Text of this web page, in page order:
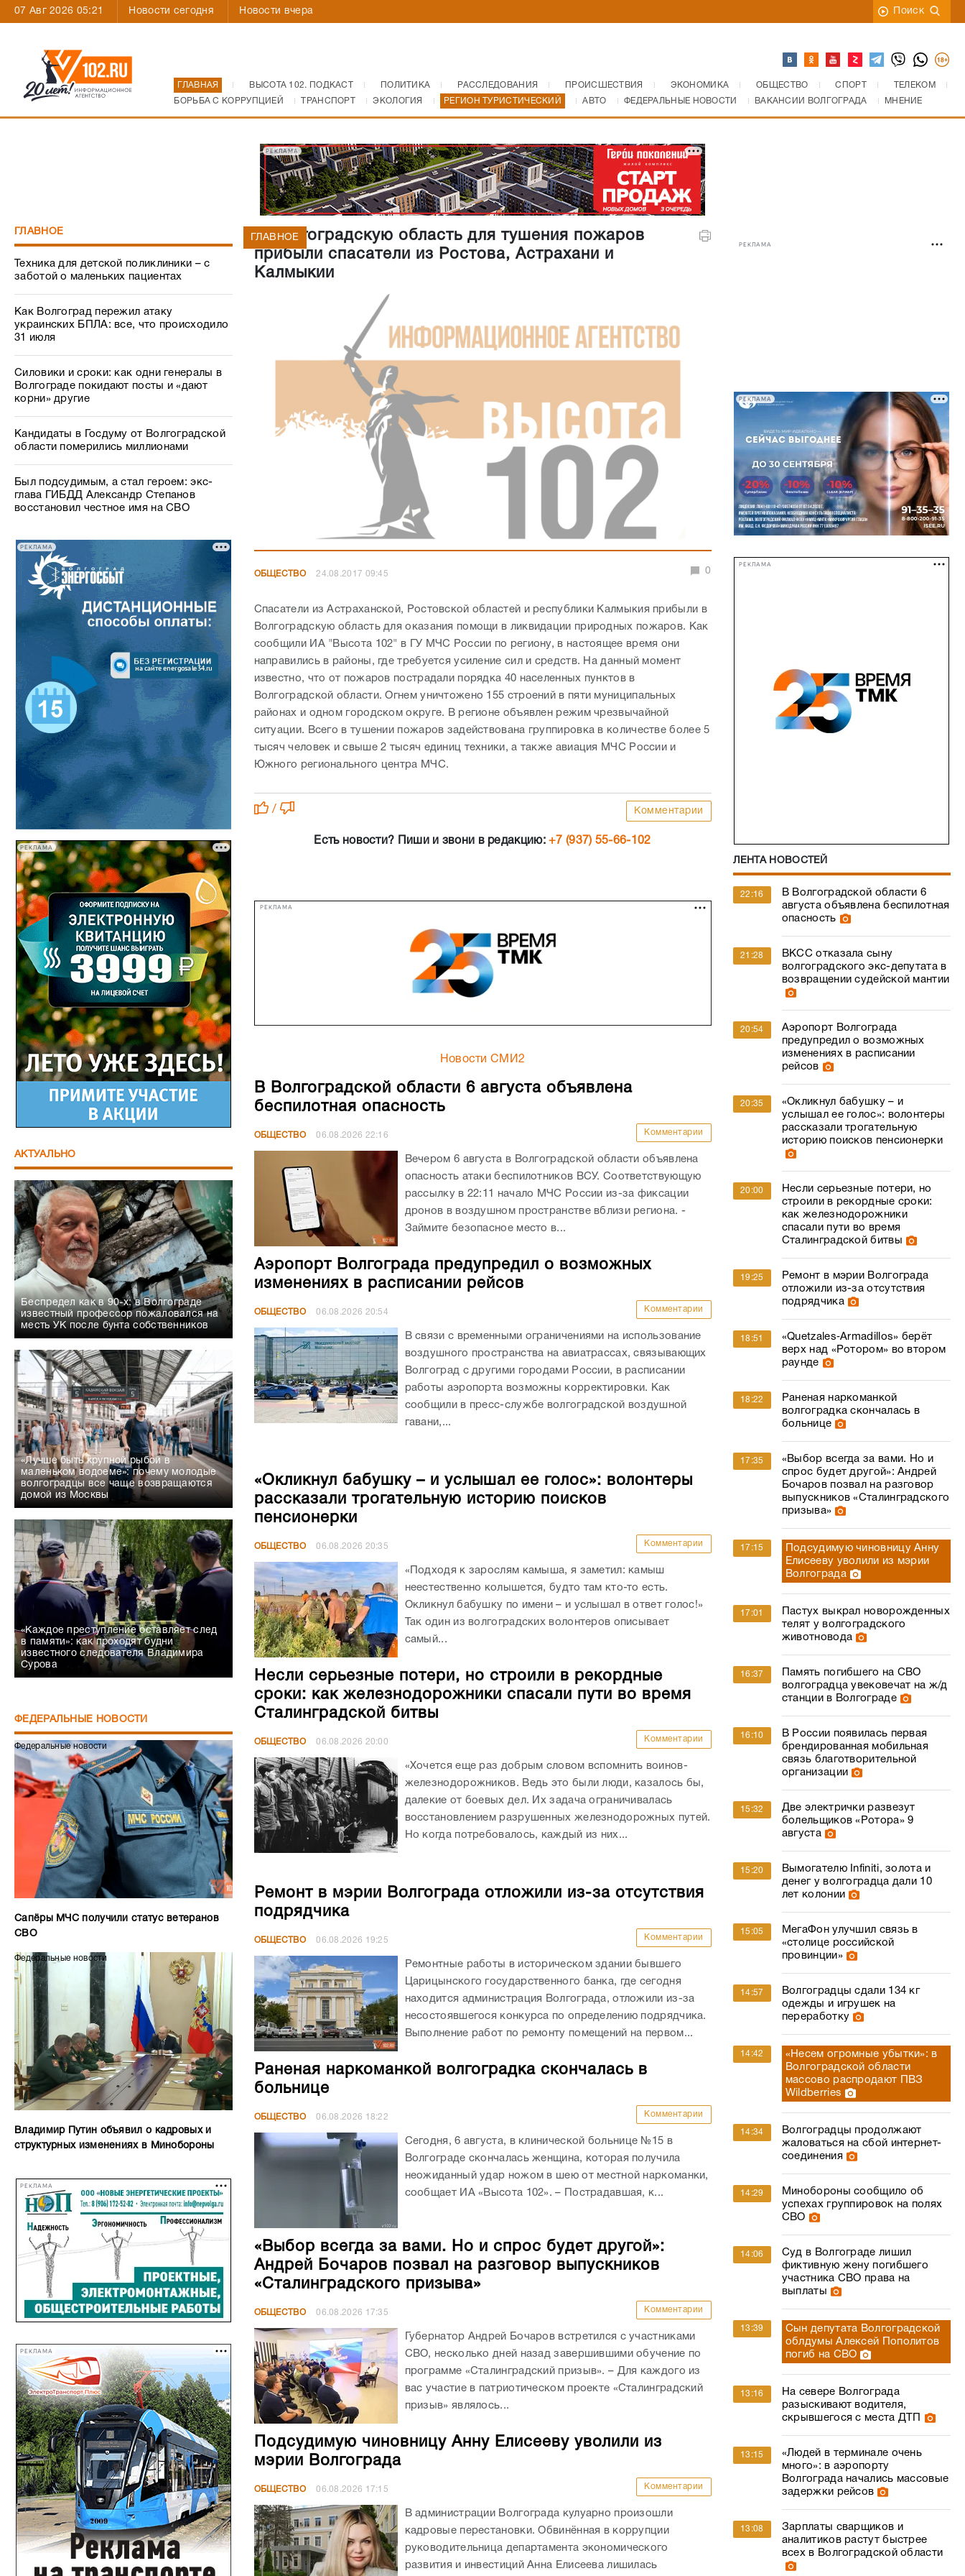
07 Авг 2026 05:21 Новости сегодня Новости вчера Поиск
ГЛАВНАЯ ВЫСОТА 102. ПОДКАСТ ПОЛИТИКА РАССЛЕДОВАНИЯ ПРОИСШЕСТВИЯ ЭКОНОМИКА ОБЩЕСТВО СПОРТ
ТЕЛЕКОМ
БОРЬБА С КОРРУПЦИЕЙ
ТРАНСПОРТ ЭКОЛОГИЯ РЕГИОН ТУРИСТИЧЕСКИЙ АВТО ФЕДЕРАЛЬНЫЕ НОВОСТИ ВАКАНСИИ ВОЛГОГРАДА МНЕНИЕ
РЕКЛАМА
ГЛАВНОЕ
Техника для детской поликлиники – с
заботой о маленьких пациентах
Как Волгоград пережил атаку
украинских БПЛА: все, что происходило
31 июля
Силовики и сроки: как одни генералы в
Волгограде покидают посты и «дают
корни» другие
Кандидаты в Госдуму от Волгоградской
области померились миллионами
Был подсудимым, а стал героем: экс-
глава ГИБДД Александр Степанов
восстановил честное имя на СВО
РЕКЛАМА
РЕКЛАМА
АКТУАЛЬНО
Беспредел как в 90-х: в Волгограде
известный профессор пожаловался на
месть УК после бунта собственников
«Лучше быть крупной рыбой в
маленьком водоеме»: почему молодые
волгоградцы все чаще возвращаются
домой из Москвы
«Каждое преступление оставляет след
в памяти»: как проходят будни
известного следователя Владимира
Сурова
ФЕДЕРАЛЬНЫЕ НОВОСТИ
Федеральные новости
Сапёры МЧС получили статус ветеранов
СВО
Федеральные новости
Владимир Путин объявил о кадровых и
структурных изменениях в Минобороны
РЕКЛАМА
РЕКЛАМА
В Волгоградскую область для тушения пожаров
прибыли спасатели из Ростова, Астрахани и
Калмыкии
ГЛАВНОЕ
ОБЩЕСТВО 24.08.2017 09:45 0
Спасатели из Астраханской, Ростовской областей и республики Калмыкия прибыли в
Волгоградскую область для оказания помощи в ликвидации природных пожаров. Как
сообщили ИА "Высота 102" в ГУ МЧС России по региону, в настоящее время они
направились в районы, где требуется усиление сил и средств. На данный момент
известно, что от пожаров пострадали порядка 40 населенных пунктов в
Волгоградской области. Огнем уничтожено 155 строений в пяти муниципальных
районах и одном городском округе. В регионе объявлен режим чрезвычайной
ситуации. Всего в тушении пожаров задействована группировка в количестве более 5
тысяч человек и свыше 2 тысяч единиц техники, а также авиация МЧС России и
Южного регионального центра МЧС.
/ Комментарии
Есть новости? Пиши и звони в редакцию:+7 (937) 55-66-102
РЕКЛАМА
Новости СМИ2
В Волгоградской области 6 августа объявлена
беспилотная опасность
ОБЩЕСТВО 06.08.2026 22:16 Комментарии
Вечером 6 августа в Волгоградской области объявлена
опасность атаки беспилотников ВСУ. Соответствующую
рассылку в 22:11 начало МЧС России из-за фиксации
дронов в воздушном пространстве вблизи региона. -
Займите безопасное место в...
Аэропорт Волгограда предупредил о возможных
изменениях в расписании рейсов
ОБЩЕСТВО 06.08.2026 20:54 Комментарии
В связи с временными ограничениями на использование
воздушного пространства на авиатрассах, связывающих
Волгоград с другими городами России, в расписании
работы аэропорта возможны корректировки. Как
сообщили в пресс-службе волгоградской воздушной
гавани,...
«Окликнул бабушку – и услышал ее голос»: волонтеры
рассказали трогательную историю поисков
пенсионерки
ОБЩЕСТВО 06.08.2026 20:35 Комментарии
«Подходя к зарослям камыша, я заметил: камыш
неестественно колышется, будто там кто-то есть.
Окликнул бабушку по имени – и услышал в ответ голос!»
Так один из волгоградских волонтеров описывает
самый...
Несли серьезные потери, но строили в рекордные
сроки: как железнодорожники спасали пути во время
Сталинградской битвы
ОБЩЕСТВО 06.08.2026 20:00 Комментарии
«Хочется еще раз добрым словом вспомнить воинов-
железнодорожников. Ведь это были люди, казалось бы,
далекие от боевых дел. Их задача ограничивалась
восстановлением разрушенных железнодорожных путей.
Но когда потребовалось, каждый из них...
Ремонт в мэрии Волгограда отложили из-за отсутствия
подрядчика
ОБЩЕСТВО 06.08.2026 19:25 Комментарии
Ремонтные работы в историческом здании бывшего
Царицынского государственного банка, где сегодня
находится администрация Волгограда, отложили из-за
несостоявшегося конкурса по определению подрядчика.
Выполнение работ по ремонту помещений на первом...
Раненая наркоманкой волгоградка скончалась в
больнице
ОБЩЕСТВО 06.08.2026 18:22 Комментарии
Сегодня, 6 августа, в клинической больнице №15 в
Волгограде скончалась женщина, которая получила
неожиданный удар ножом в шею от местной наркоманки,
сообщает ИА «Высота 102». – Пострадавшая, к...
«Выбор всегда за вами. Но и спрос будет другой»:
Андрей Бочаров позвал на разговор выпускников
«Сталинградского призыва»
ОБЩЕСТВО 06.08.2026 17:35 Комментарии
Губернатор Андрей Бочаров встретился с участниками
СВО, несколько дней назад завершившими обучение по
программе «Сталинградский призыв». – Для каждого из
вас участие в патриотическом проекте «Сталинградский
призыв» являлось...
Подсудимую чиновницу Анну Елисееву уволили из
мэрии Волгограда
ОБЩЕСТВО 06.08.2026 17:15 Комментарии
В администрации Волгограда кулуарно произошли
кадровые перестановки. Обвинённая в коррупции
руководительница департамента экономического
развития и инвестиций Анна Елисеева лишилась
РЕКЛАМА
РЕКЛАМА
РЕКЛАМА
ЛЕНТА НОВОСТЕЙ
22:16
В Волгоградской области 6
августа объявлена беспилотная
опасность
21:28
ВКСС отказала сыну
волгоградского экс-депутата в
возвращении судейской мантии
20:54
Аэропорт Волгограда
предупредил о возможных
изменениях в расписании
рейсов
20:35
«Окликнул бабушку – и
услышал ее голос»: волонтеры
рассказали трогательную
историю поисков пенсионерки
20:00
Несли серьезные потери, но
строили в рекордные сроки:
как железнодорожники
спасали пути во время
Сталинградской битвы
19:25
Ремонт в мэрии Волгограда
отложили из-за отсутствия
подрядчика
18:51
«Quetzales‑Armadillos» берёт
верх над «Ротором» во втором
раунде
18:22
Раненая наркоманкой
волгоградка скончалась в
больнице
17:35
«Выбор всегда за вами. Но и
спрос будет другой»: Андрей
Бочаров позвал на разговор
выпускников «Сталинградского
призыва»
17:15
Подсудимую чиновницу Анну
Елисееву уволили из мэрии
Волгограда
17:01
Пастух выкрал новорожденных
телят у волгоградского
животновода
16:37
Память погибшего на СВО
волгоградца увековечат на ж/д
станции в Волгограде
16:10
В России появилась первая
брендированная мобильная
связь благотворительной
организации
15:32
Две электрички развезут
болельщиков «Ротора» 9
августа
15:20
Вымогателю Infiniti, золота и
денег у волгоградца дали 10
лет колонии
15:05
МегаФон улучшил связь в
«столице российской
провинции»
14:57
Волгоградцы сдали 134 кг
одежды и игрушек на
переработку
14:42
«Несем огромные убытки»: в
Волгоградской области
массово распродают ПВЗ
Wildberries
14:34
Волгоградцы продолжают
жаловаться на сбой интернет-
соединения
14:29
Минобороны сообщило об
успехах группировок на полях
СВО
14:06
Суд в Волгограде лишил
фиктивную жену погибшего
участника СВО права на
выплаты
13:39
Сын депутата Волгоградской
облдумы Алексей Пополитов
погиб на СВО
13:16
На севере Волгограда
разыскивают водителя,
скрывшегося с места ДТП
13:15
«Людей в терминале очень
много»: в аэропорту
Волгограда начались массовые
задержки рейсов
13:08
Зарплаты сварщиков и
аналитиков растут быстрее
всех в Волгоградской области